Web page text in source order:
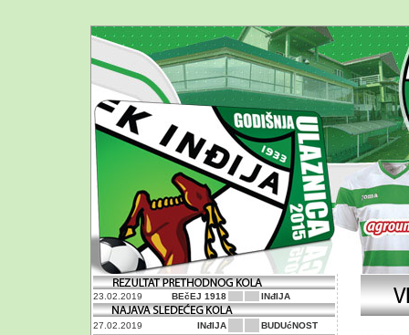
23.02.2019 BEčEJ 1918 INđIJA
27.02.2019 INđIJA BUDUćNOST